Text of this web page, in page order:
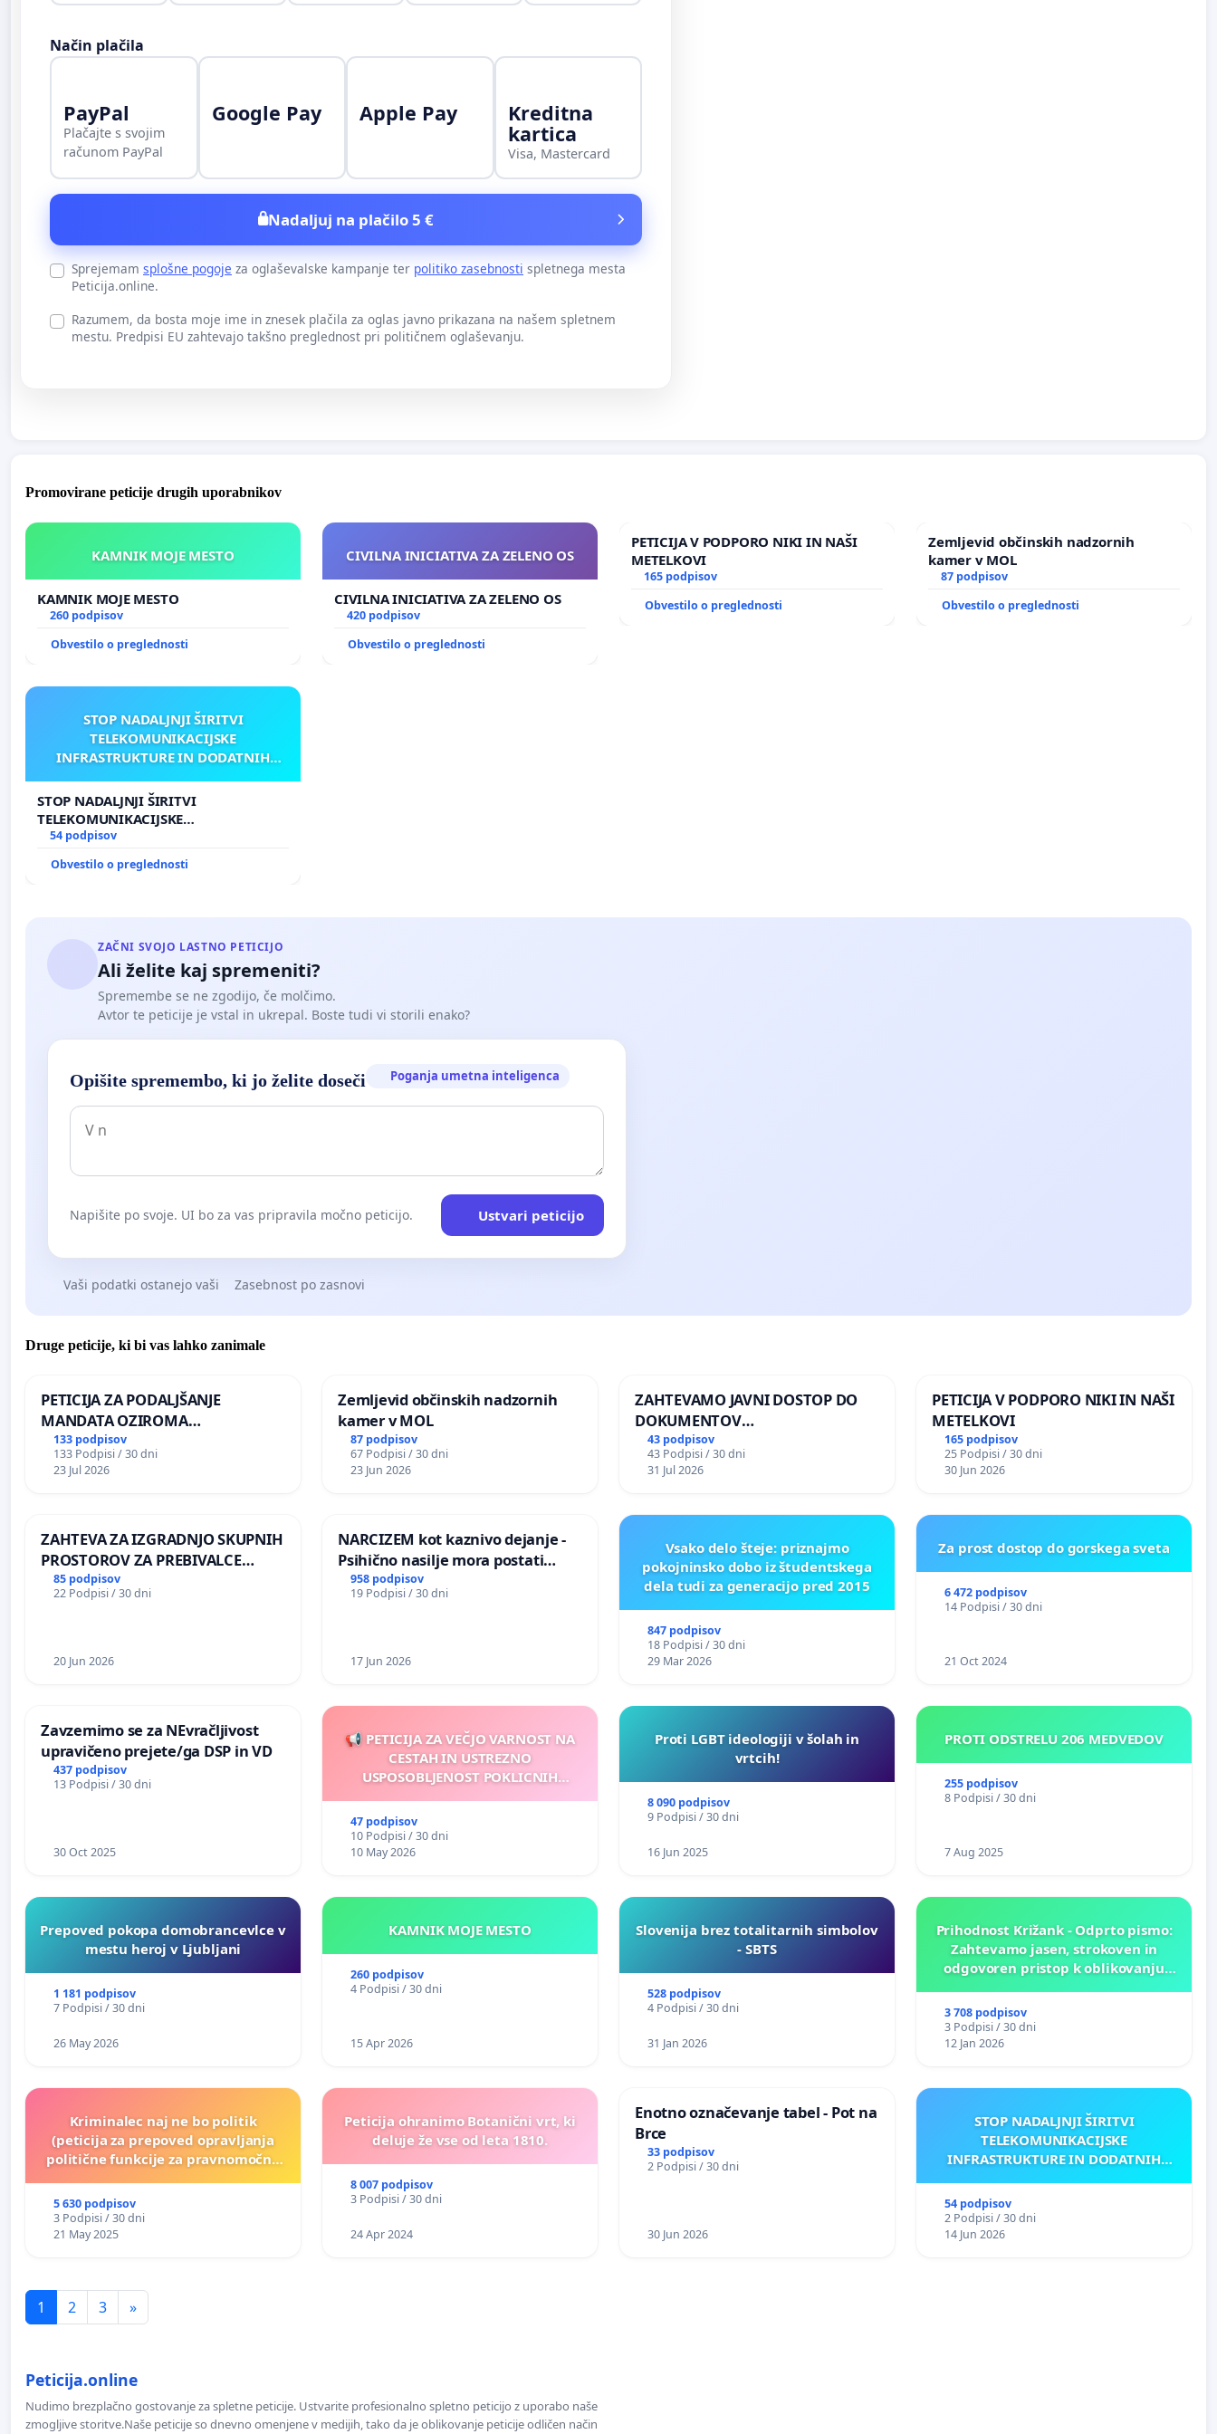
Način plačila
PayPal
Plačajte s svojim
računom PayPal
Google Pay Apple Pay Kreditna
kartica
Visa, Mastercard
Nadaljuj na plačilo 5 €
Sprejemam splošne pogoje za oglaševalske kampanje ter politiko zasebnosti spletnega mesta
Peticija.online.
Razumem, da bosta moje ime in znesek plačila za oglas javno prikazana na našem spletnem
mestu. Predpisi EU zahtevajo takšno preglednost pri političnem oglaševanju.
Promovirane peticije drugih uporabnikov
KAMNIK MOJE MESTO
KAMNIK MOJE MESTO
260 podpisov
Obvestilo o preglednosti
CIVILNA INICIATIVA ZA ZELENO OS
CIVILNA INICIATIVA ZA ZELENO OS
420 podpisov
Obvestilo o preglednosti
PETICIJA V PODPORO NIKI IN NAŠI
METELKOVI
165 podpisov
Obvestilo o preglednosti
Zemljevid občinskih nadzornih
kamer v MOL
87 podpisov
Obvestilo o preglednosti
STOP NADALJNJI ŠIRITVI
TELEKOMUNIKACIJSKE
INFRASTRUKTURE IN DODATNIH
STOP NADALJNJI ŠIRITVI
TELEKOMUNIKACIJSKE
INFRASTRUKTURE IN DODATNIH
54 podpisov
Obvestilo o preglednosti
ZAČNI SVOJO LASTNO PETICIJO
Ali želite kaj spremeniti?
Spremembe se ne zgodijo, če molčimo.
Avtor te peticije je vstal in ukrepal. Boste tudi vi storili enako?
Opišite spremembo, ki jo želite doseči Poganja umetna inteligenca
Napišite po svoje. UI bo za vas pripravila močno peticijo. Ustvari peticijo
Vaši podatki ostanejo vaši Zasebnost po zasnovi
Druge peticije, ki bi vas lahko zanimale
PETICIJA ZA PODALJŠANJE
MANDATA OZIROMA
ČIMPREJŠNJO PONOVNO
NAPOTITEV GOSPODA BERNARDA
ŠRAJNERJA NA VELEPOSLANIŠTVO
133 podpisov
133 Podpisi / 30 dni
23 Jul 2026
Zemljevid občinskih nadzornih
kamer v MOL
87 podpisov
67 Podpisi / 30 dni
23 Jun 2026
ZAHTEVAMO JAVNI DOSTOP DO
DOKUMENTOV
PARLAMENTARNIH
PREISKOVALNIH KOMISIJ O
ILEGALNI TRGOVINI Z OROŽJEM
43 podpisov
43 Podpisi / 30 dni
31 Jul 2026
PETICIJA V PODPORO NIKI IN NAŠI
METELKOVI
165 podpisov
25 Podpisi / 30 dni
30 Jun 2026
ZAHTEVA ZA IZGRADNJO SKUPNIH
PROSTOROV ZA PREBIVALCE
KRAJEVNE SKUPNOSTI
PRESTRANEK
85 podpisov
22 Podpisi / 30 dni
20 Jun 2026
NARCIZEM kot kaznivo dejanje -
Psihično nasilje mora postati
enako prepoznano kot fizično
nasilje
958 podpisov
19 Podpisi / 30 dni
17 Jun 2026
Vsako delo šteje: priznajmo
pokojninsko dobo iz študentskega
dela tudi za generacijo pred 2015
847 podpisov
18 Podpisi / 30 dni
29 Mar 2026
Za prost dostop do gorskega sveta
6 472 podpisov
14 Podpisi / 30 dni
21 Oct 2024
Zavzemimo se za NEvračljivost
upravičeno prejete/ga DSP in VD
437 podpisov
13 Podpisi / 30 dni
30 Oct 2025
📢 PETICIJA ZA VEČJO VARNOST NA
CESTAH IN USTREZNO
USPOSOBLJENOST POKLICNIH
47 podpisov
10 Podpisi / 30 dni
10 May 2026
Proti LGBT ideologiji v šolah in
vrtcih!
8 090 podpisov
9 Podpisi / 30 dni
16 Jun 2025
PROTI ODSTRELU 206 MEDVEDOV
255 podpisov
8 Podpisi / 30 dni
7 Aug 2025
Prepoved pokopa domobrancevlce v
mestu heroj v Ljubljani
1 181 podpisov
7 Podpisi / 30 dni
26 May 2026
KAMNIK MOJE MESTO
260 podpisov
4 Podpisi / 30 dni
15 Apr 2026
Slovenija brez totalitarnih simbolov
- SBTS
528 podpisov
4 Podpisi / 30 dni
31 Jan 2026
Prihodnost Križank - Odprto pismo:
Zahtevamo jasen, strokoven in
odgovoren pristop k oblikovanju
3 708 podpisov
3 Podpisi / 30 dni
12 Jan 2026
Kriminalec naj ne bo politik
(peticija za prepoved opravljanja
politične funkcije za pravnomočno
5 630 podpisov
3 Podpisi / 30 dni
21 May 2025
Peticija ohranimo Botanični vrt, ki
deluje že vse od leta 1810.
8 007 podpisov
3 Podpisi / 30 dni
24 Apr 2024
Enotno označevanje tabel - Pot na
Brce
33 podpisov
2 Podpisi / 30 dni
30 Jun 2026
STOP NADALJNJI ŠIRITVI
TELEKOMUNIKACIJSKE
INFRASTRUKTURE IN DODATNIH
54 podpisov
2 Podpisi / 30 dni
14 Jun 2026
1 2 3 »
Peticija.online
Nudimo brezplačno gostovanje za spletne peticije. Ustvarite profesionalno spletno peticijo z uporabo naše
zmogljive storitve.Naše peticije so dnevno omenjene v medijih, tako da je oblikovanje peticije odličen način